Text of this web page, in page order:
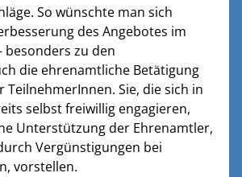
So wünschte man sich
des Angebotes im
besonders zu den
die ehrenamtliche Betätigung
TeilnehmerInnen. Sie, die sich in
selbst freiwillig engagieren,
Unterstützung der Ehrenamtler,
Vergünstigungen bei
vorstellen.